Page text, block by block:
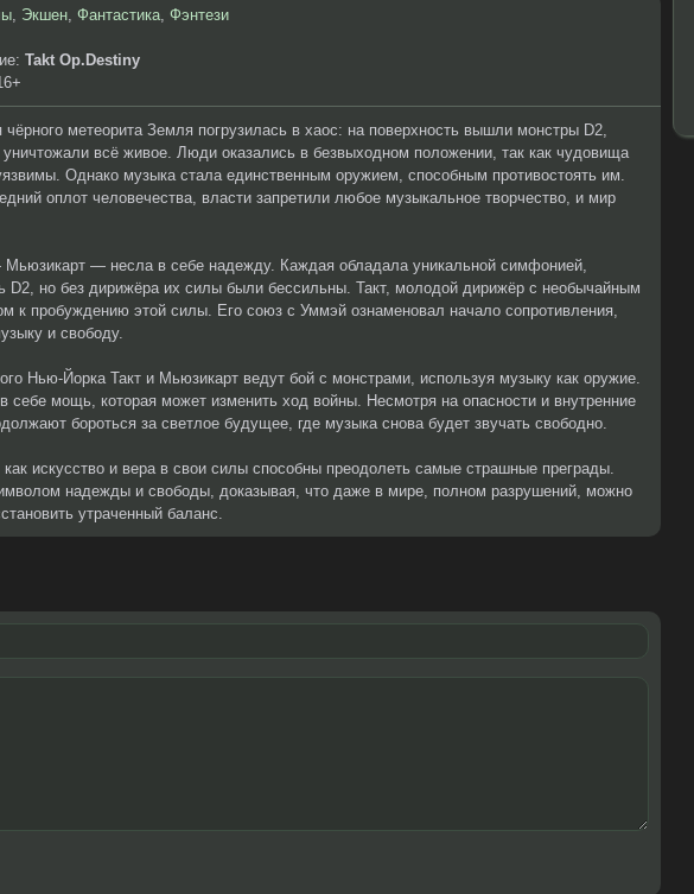
, Экшен, Фантастика, Фэнтези
Takt Op.Destiny
чёрного метеорита Земля погрузилась в хаос: на поверхность вышли монстры D2,
уничтожали всё живое. Люди оказались в безвыходном положении, так как чудовища
Однако музыка стала единственным оружием, способным противостоять им.
оплот человечества, власти запретили любое музыкальное творчество, и мир
— несла в себе надежду. Каждая обладала уникальной симфонией,
D2, но без дирижёра их силы были бессильны. Такт, молодой дирижёр с необычайным
к пробуждению этой силы. Его союз с Уммэй ознаменовал начало сопротивления,
и свободу.
Нью-Йорка Такт и Мьюзикарт ведут бой с монстрами, используя музыку как оружие.
себе мощь, которая может изменить ход войны. Несмотря на опасности и внутренние
бороться за светлое будущее, где музыка снова будет звучать свободно.
искусство и вера в свои силы способны преодолеть самые страшные преграды.
надежды и свободы, доказывая, что даже в мире, полном разрушений, можно
утраченный баланс.